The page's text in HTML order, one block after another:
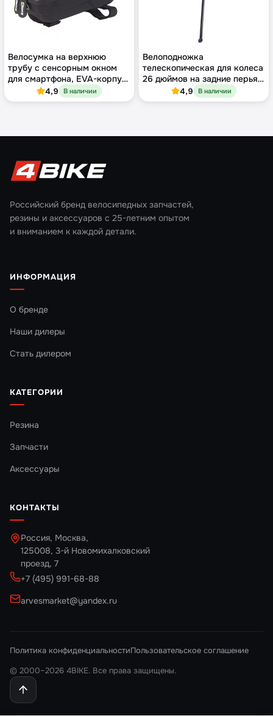
Велосумка на верхнюю
трубу с сенсорным окном
для смартфона, EVA-корпус,
чёрная
4,9 В наличии
Велоподножка
телескопическая для колеса
26 дюймов на задние перья,
алюминий, чёрная
4,9 В наличии
Российский бренд велосипедных запчастей,
резины и аксессуаров с 25-летним опытом
и вниманием к каждой детали.
ИНФОРМАЦИЯ
О бренде
Наши дилеры
Стать дилером
КАТЕГОРИИ
Резина
Запчасти
Аксессуары
КОНТАКТЫ
Россия, Москва,
125008, 3-й Новомихалковский
проезд, 7
+7 (495) 991-68-88
arvesmarket@yandex.ru
© 2000–2026 4BIKE. Все права защищены.
Политика конфиденциальностиПользовательское соглашение